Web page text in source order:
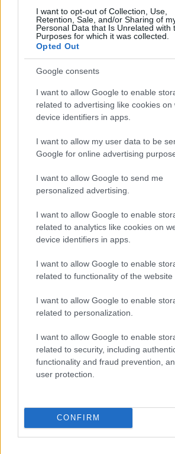
I want to opt-out of Collection, Use,
Retention, Sale, and/or Sharing of
Personal Data that Is Unrelated with
Purposes for which it was collected.
Opted Out
Google consents
I want to allow Google to enable
related to advertising like cookies on
device identifiers in apps.
I want to allow my user data to be
Google for online advertising
I want to allow Google to send me
personalized advertising.
I want to allow Google to enable
related to analytics like cookies on
device identifiers in apps.
I want to allow Google to enable
related to functionality of the website
I want to allow Google to enable
related to personalization.
I want to allow Google to enable
related to security, including
functionality and fraud prevention,
user protection.
CONFIRM
Rumos fügekompót
•2013. március 07.
A legjobb dolog, ami a kiszáradt
történhet, ha karamellszirupban
Végre ránk köszöntött a tavasz, és
csinálni a kamrában. Ez egyfajta
olyasmi, mint más nőknél az
nem kell miatta létrára mászni.
Diós, mákos, gesztenyés
HATTYU•2011. december 18.